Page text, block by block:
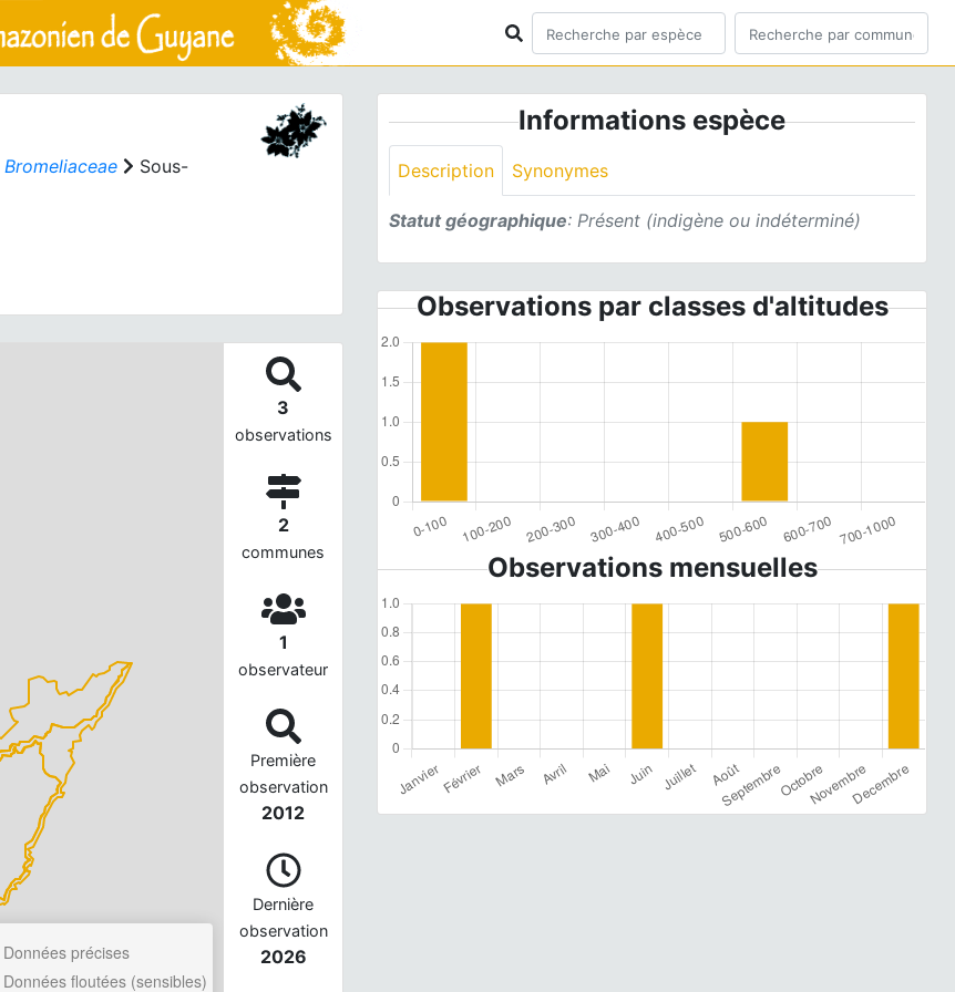
Bromeliaceae
Sous-
Données précises
Données floutées (sensibles)
3
observations
2
communes
1
observateur
Première
observation
2012
Dernière
observation
2026
Informations espèce
Description Synonymes
Statut géographique: Présent (indigène ou indéterminé)
Observations par classes d'altitudes
Observations mensuelles